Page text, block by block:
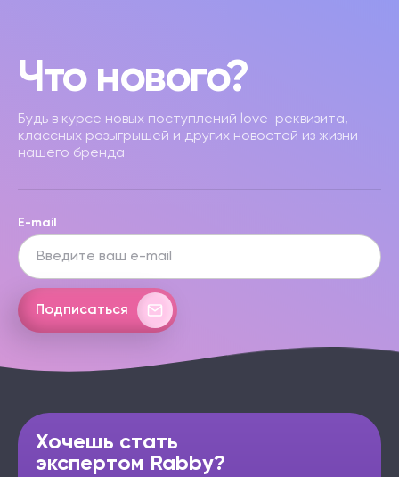
Что нового?
Будь в курсе новых поступлений love-реквизита,
классных розыгрышей и других новостей из жизни
нашего бренда
E-mail
Подписаться
Хочешь стать
экспертом Rabby?